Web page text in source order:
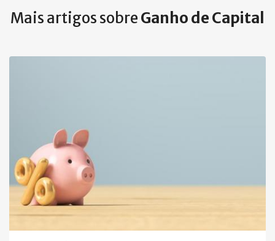
Mais artigos sobreGanho de Capital